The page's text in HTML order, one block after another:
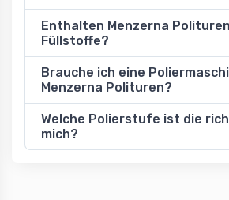
Enthalten Menzerna Polituren
Füllstoffe?
Brauche ich eine
Menzerna Polituren?
Welche Polierstufe ist die
mich?